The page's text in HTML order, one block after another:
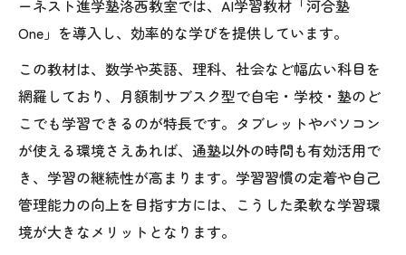
いて
合格実績から見た洛西進学教室の強みを検
証
難関校合格に導く洛西の学習法と実例紹介
口コミで高評価の洛西塾の進学サポート体
制
洛西高校生におすすめの志望校別対策法
高校生に最適な洛西の塾利用法
ーネスト進学塾洛西教室では、AI学習教材「河合塾
One」を導入し、効率的な学びを提供しています。
この教材は、数学や英語、理科、社会など幅広い科目を
網羅しており、月額制サブスク型で自宅・学校・塾のど
こでも学習できるのが特長です。タブレットやパソコン
が使える環境さえあれば、通塾以外の時間も有効活用で
き、学習の継続性が高まります。学習習慣の定着や自己
管理能力の向上を目指す方には、こうした柔軟な学習環
境が大きなメリットとなります。